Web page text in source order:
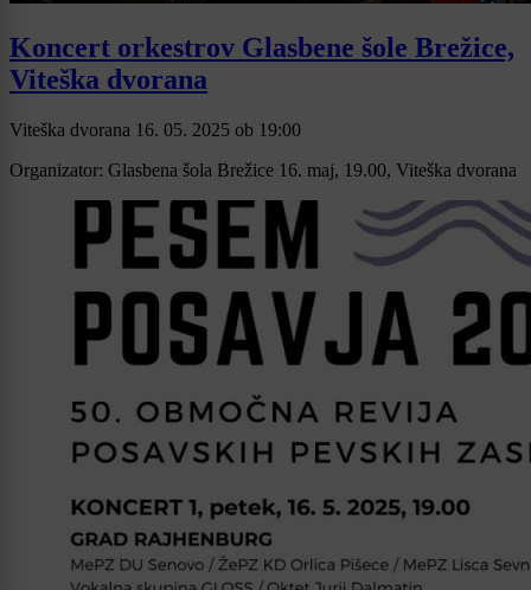
Koncert orkestrov Glasbene šole Brežice,
Viteška dvorana
Viteška dvorana 16. 05. 2025 ob 19:00
Organizator: Glasbena šola Brežice 16. maj, 19.00, Viteška dvorana